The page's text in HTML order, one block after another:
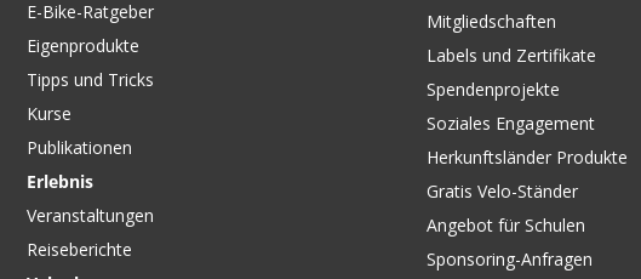
Gewichtsdifferenzen innerhalb eines Modelles
mtb-neuheiten-2021/
E-Bike-Ratgeber
Eigenprodukte
Tipps und Tricks
Kurse
Publikationen
Erlebnis
Veranstaltungen
Reiseberichte
Mitgliedschaften
Labels und Zertifikate
Spendenprojekte
Soziales Engagement
Herkunftsländer Produkte
Gratis Velo-Ständer
Angebot für Schulen
Sponsoring-Anfragen